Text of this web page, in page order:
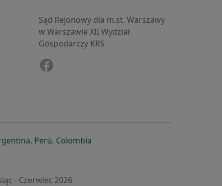
Sąd Rejonowy dla m.st. Warszawy
w Warszawie XII Wydział
Gospodarczy KRS
karcie
w nowej karcie
się w nowej karcie
otwiera się w nowej karcie
, Perúotwiera się w nowej karcie
, Colombiaotwiera się w nowej karcie
- Czerwiec 2026